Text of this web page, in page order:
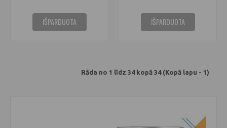
IŠPARDUOTA IŠPARDUOTA
Rāda no 1 līdz 34 kopā 34 (Kopā lapu - 1)